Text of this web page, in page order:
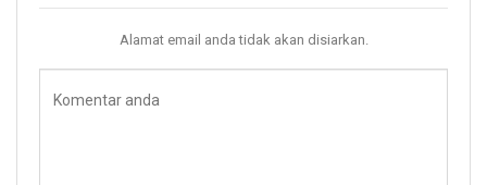
Alamat email anda tidak akan disiarkan.